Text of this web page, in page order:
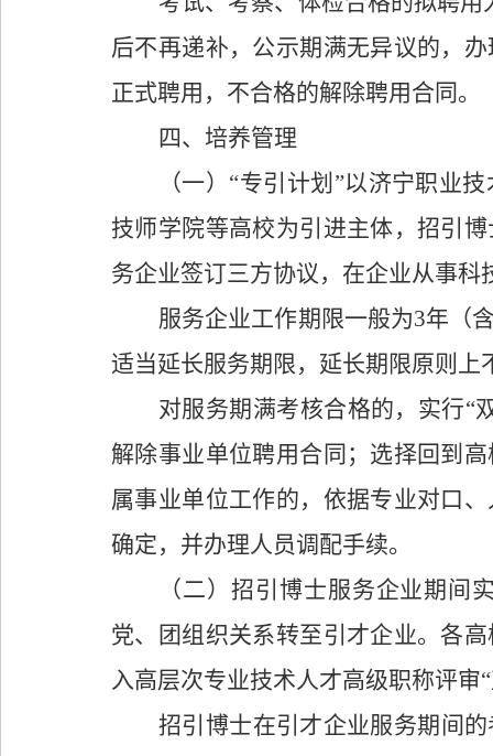
后不再递补，公示期满无异议的，
正式聘用，不合格的解除聘用合同。
四、培养管理
（一） “专引计划 ”以济宁职业
技师学院等高校为引进主体，招引
务企业签订三方协议，在企业从事
服务企业工作期限一般为3年（
适当延长服务期限，延长期限原则上
对服务期满考核合格的，实行“
解除事业单位聘用合同；选择回到
属事业单位工作的，依据专业对口
确定，并办理人员调配手续。
（二）招引博士服务企业期间
党、团组织关系转至引才企业。各
入高层次专业技术人才高级职称评审“
招引博士在引才企业服务期间